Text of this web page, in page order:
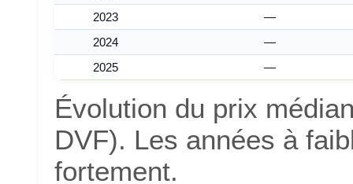
2023
—
2024
—
2025
—
Évolution du prix
DVF). Les années à
fortement.